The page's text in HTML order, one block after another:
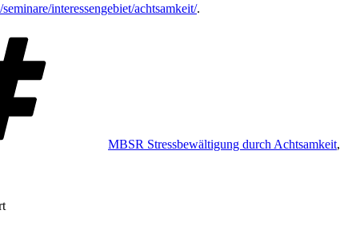
interessengebiet/achtsamkeit/.
MBSR Stressbewältigung durch Achtsamkeit,